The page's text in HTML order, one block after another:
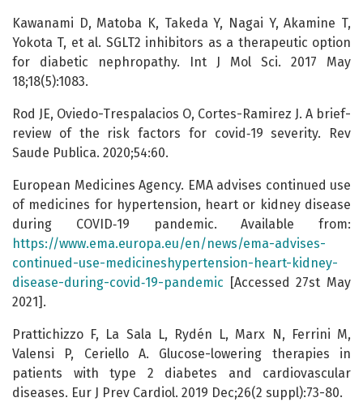
Kawanami D, Matoba K, Takeda Y, Nagai Y, Akamine T,
Yokota T, et al. SGLT2 inhibitors as a therapeutic option
for diabetic nephropathy. Int J Mol Sci. 2017 May
18;18(5):1083.
Rod JE, Oviedo-Trespalacios O, Cortes-Ramirez J. A brief-
review of the risk factors for covid‑19 severity. Rev
Saude Publica. 2020;54:60.
European Medicines Agency. EMA advises continued use
of medicines for hypertension, heart or kidney disease
during COVID‑19 pandemic. Available from:
https://www.ema.europa.eu/en/news/ema-advises-
continued-use-medicineshypertension-heart-kidney-
disease-during-covid‑19-pandemic [Accessed 27st May
2021].
Prattichizzo F, La Sala L, Rydén L, Marx N, Ferrini M,
Valensi P, Ceriello A. Glucose-lowering therapies in
patients with type 2 diabetes and cardiovascular
diseases. Eur J Prev Cardiol. 2019 Dec;26(2 suppl):73-80.